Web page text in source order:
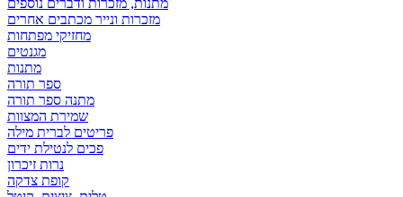
מתנות, מזכרות ודברים נוספים
מזכרות ונייר מכתבים אחרים
מחזיקי מפתחות
מגנטים
מתנות
ספר תורה
מתנה ספר תורה
שמירת המצוות
פריטים לברית מילה
פכים לנטילת ידים
נרות זיכרון
קופת צדקה